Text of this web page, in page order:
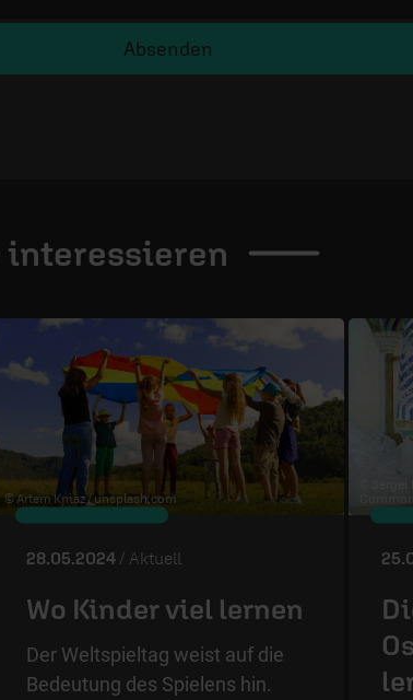
Absenden
interessieren
© Artem Kniaz /unsplash.com
28.05.2024 / Aktuell
Wo Kinder viel lernen
Der Weltspieltag weist auf die
Bedeutung des Spielens hin.
©